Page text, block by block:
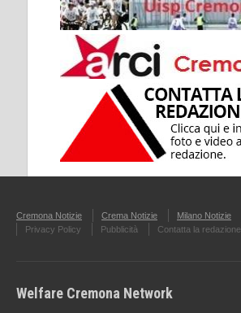
Cremona Notizie Crema Notizie Milano Notizie
Privacy Policy
Pubblicità Contatta la redazione
Welfare Cremona Network